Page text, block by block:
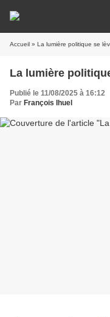
Accueil » La lumière politique se
La lumière
Publié le 11/08/2025 à 16:12
Par François Ihuel